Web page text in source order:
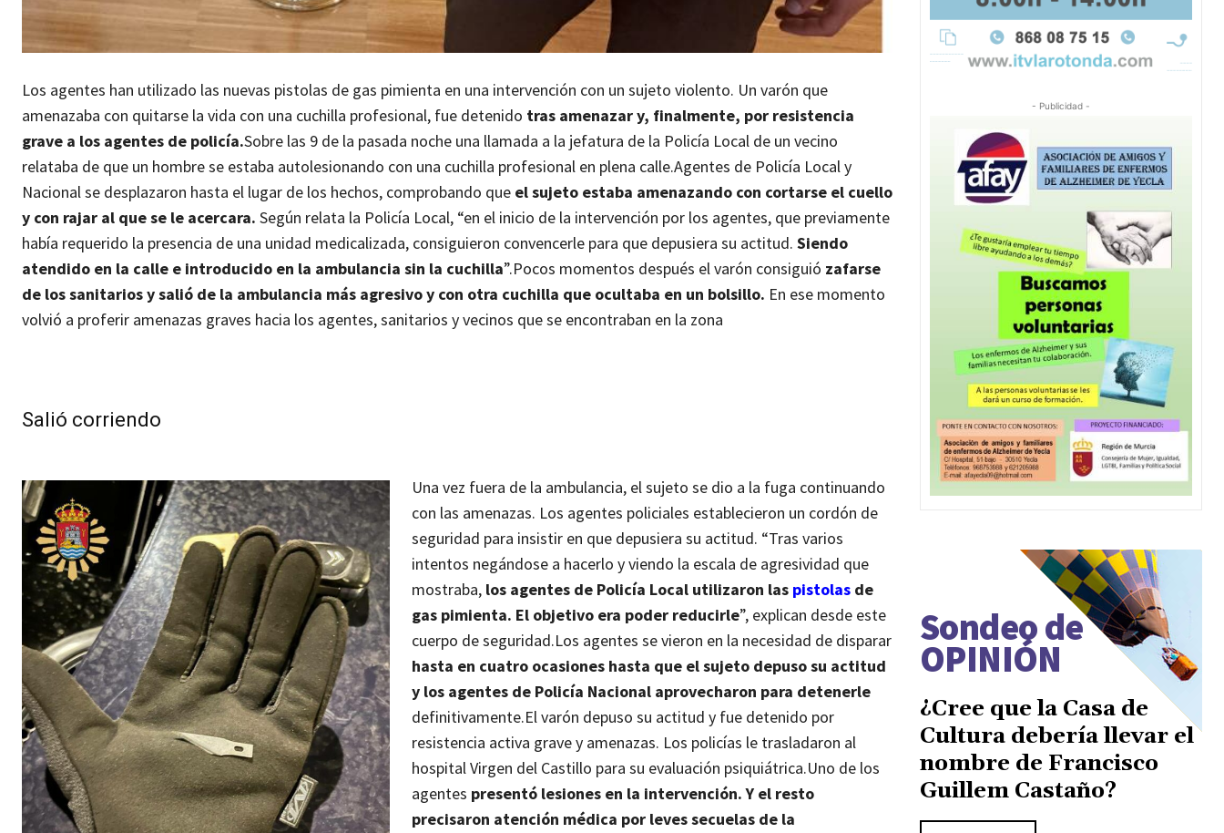
Los agentes han utilizado las nuevas pistolas de gas pimienta en una intervención con un sujeto violento. Un varón que
amenazaba con quitarse la vida con una cuchilla profesional, fue detenido tras amenazar y, finalmente, por resistencia
grave a los agentes de policía.Sobre las 9 de la pasada noche una llamada a la jefatura de la Policía Local de un vecino
relataba de que un hombre se estaba autolesionando con una cuchilla profesional en plena calle.Agentes de Policía Local y
Nacional se desplazaron hasta el lugar de los hechos, comprobando que el sujeto estaba amenazando con cortarse el cuello
y con rajar al que se le acercara. Según relata la Policía Local, “en el inicio de la intervención por los agentes, que previamente
había requerido la presencia de una unidad medicalizada, consiguieron convencerle para que depusiera su actitud. Siendo
atendido en la calle e introducido en la ambulancia sin la cuchilla”.Pocos momentos después el varón consiguió zafarse
de los sanitarios y salió de la ambulancia más agresivo y con otra cuchilla que ocultaba en un bolsillo. En ese momento
volvió a proferir amenazas graves hacia los agentes, sanitarios y vecinos que se encontraban en la zona
Salió corriendo
Una vez fuera de la ambulancia, el sujeto se dio a la fuga continuando
con las amenazas. Los agentes policiales establecieron un cordón de
seguridad para insistir en que depusiera su actitud. “Tras varios
intentos negándose a hacerlo y viendo la escala de agresividad que
mostraba, los agentes de Policía Local utilizaron las pistolas de
gas pimienta. El objetivo era poder reducirle”, explican desde este
cuerpo de seguridad.Los agentes se vieron en la necesidad de disparar
hasta en cuatro ocasiones hasta que el sujeto depuso su actitud
y los agentes de Policía Nacional aprovecharon para detenerle
definitivamente.El varón depuso su actitud y fue detenido por
resistencia activa grave y amenazas. Los policías le trasladaron al
hospital Virgen del Castillo para su evaluación psiquiátrica.Uno de los
agentes presentó lesiones en la intervención. Y el resto
precisaron atención médica por leves secuelas de la
- Publicidad -
Sondeo de
OPINIÓN
¿Cree que la Casa de
Cultura debería llevar el
nombre de Francisco
Guillem Castaño?